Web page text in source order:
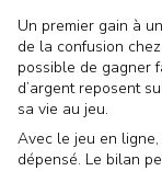
Un premier gain à
de la confusion
possible de gagner
d’argent reposent
sa vie au jeu.
Avec le jeu en
dépensé. Le bilan